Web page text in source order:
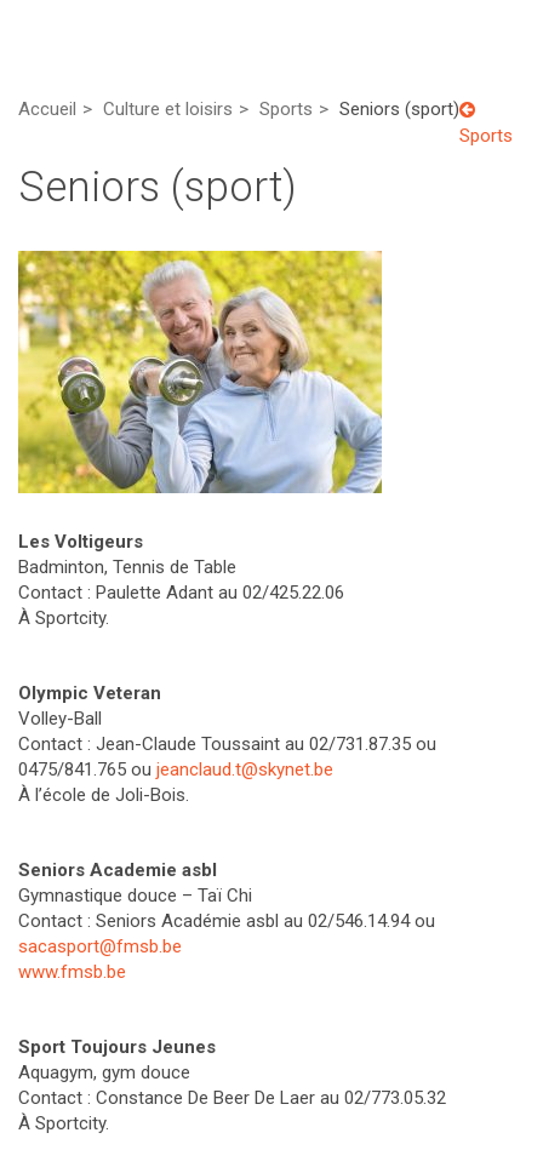
Accueil Culture et loisirs Sports
Seniors (sport)
Sports
Seniors (sport)
Les Voltigeurs
Badminton, Tennis de Table
Contact : Paulette Adant au 02/425.22.06
À Sportcity.
Olympic Veteran
Volley-Ball
Contact : Jean-Claude Toussaint au 02/731.87.35 ou
0475/841.765 ou jeanclaud.t@skynet.be
À l’école de Joli-Bois.
Seniors Academie asbl
Gymnastique douce – Taï Chi
Contact : Seniors Académie asbl au 02/546.14.94 ou
sacasport@fmsb.be
www.fmsb.be
Sport Toujours Jeunes
Aquagym, gym douce
Contact : Constance De Beer De Laer au 02/773.05.32
À Sportcity.